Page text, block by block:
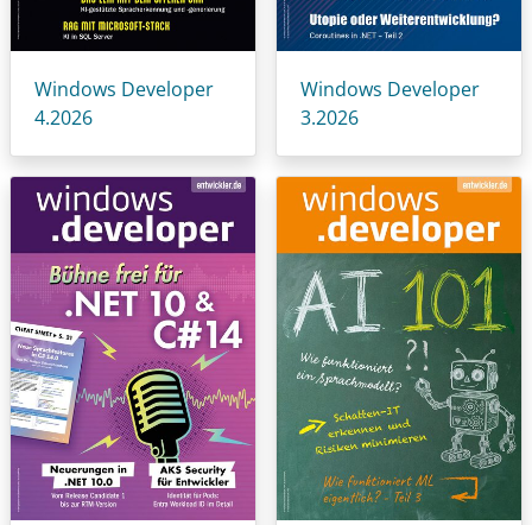
Windows Developer
4.2026
Windows Developer
3.2026